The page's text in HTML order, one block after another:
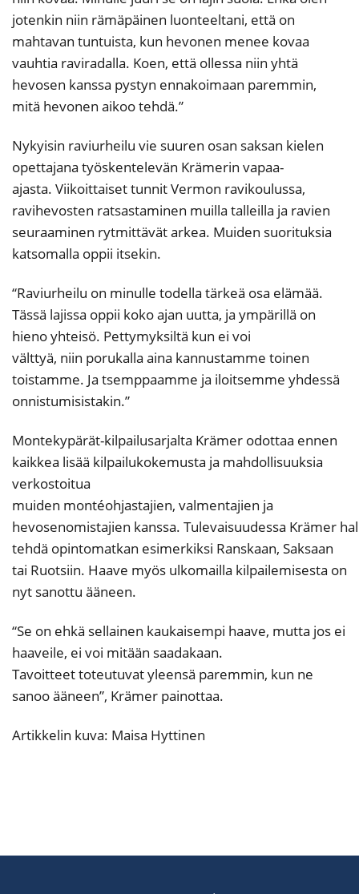
jotenkin niin rämäpäinen luonteeltani, että on
mahtavan tuntuista, kun hevonen menee kovaa
vauhtia raviradalla. Koen, että ollessa niin yhtä
hevosen kanssa pystyn ennakoimaan paremmin,
mitä hevonen aikoo tehdä.”
Nykyisin raviurheilu vie suuren osan saksan kielen
opettajana työskentelevän Krämerin vapaa-
ajasta. Viikoittaiset tunnit Vermon ravikoulussa,
ravihevosten ratsastaminen muilla talleilla ja ravien
seuraaminen rytmittävät arkea. Muiden suorituksia
katsomalla oppii itsekin.
“Raviurheilu on minulle todella tärkeä osa elämää.
Tässä lajissa oppii koko ajan uutta, ja ympärillä on
hieno yhteisö. Pettymyksiltä kun ei voi
välttyä, niin porukalla aina kannustamme toinen
toistamme. Ja tsemppaamme ja iloitsemme yhdessä
onnistumisistakin.”
Montekypärät-kilpailusarjalta Krämer odottaa ennen
kaikkea lisää kilpailukokemusta ja mahdollisuuksia
verkostoitua
muiden montéohjastajien, valmentajien ja
hevosenomistajien kanssa. Tulevaisuudessa Krämer
tehdä opintomatkan esimerkiksi Ranskaan, Saksaan
tai Ruotsiin. Haave myös ulkomailla kilpailemisesta on
nyt sanottu ääneen.
“Se on ehkä sellainen kaukaisempi haave, mutta jos ei
haaveile, ei voi mitään saadakaan.
Tavoitteet toteutuvat yleensä paremmin, kun ne
sanoo ääneen”, Krämer painottaa.
Artikkelin kuva: Maisa Hyttinen